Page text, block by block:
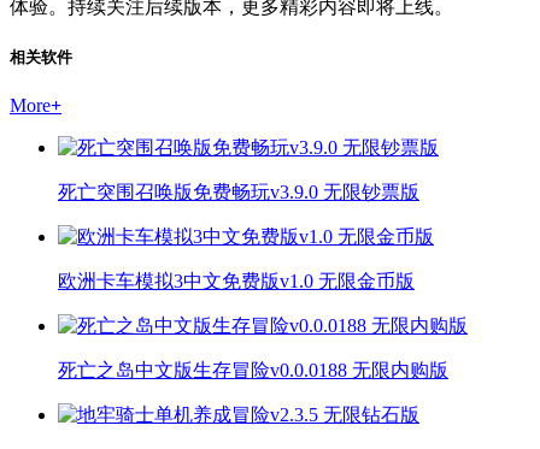
体验。持续关注后续版本，更多精彩内容即将上线。
相关软件
More+
死亡突围召唤版免费畅玩v3.9.0 无限钞票版
欧洲卡车模拟3中文免费版v1.0 无限金币版
死亡之岛中文版生存冒险v0.0.0188 无限内购版